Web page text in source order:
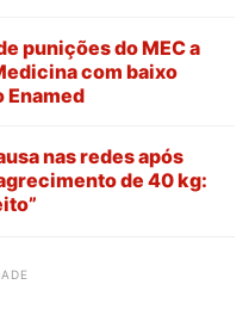
punições do MEC a
com baixo
Enamed
nas redes após
de 40 kg: